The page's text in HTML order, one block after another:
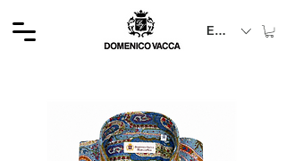
EUR (€)